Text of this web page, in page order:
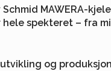
MAWERA-
spekteret – fra
og